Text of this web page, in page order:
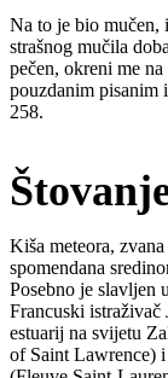
Na to je bio mučen,
strašnog mučila
pečen, okreni me
pouzdanim pisanim
258.
Kiša meteora,
spomendana
Posebno je slavljen
Francuski istraživač
estuarij na svijetu
of Saint Lawrence)